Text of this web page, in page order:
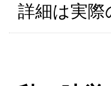
詳細は実